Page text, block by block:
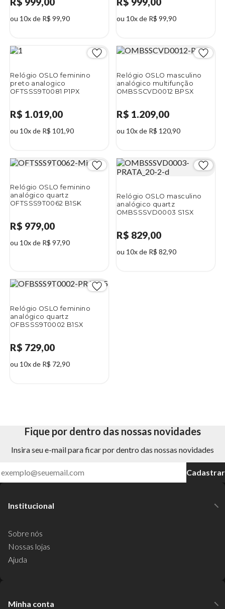
ou 10x de R$ 99,90 ou 10x de R$ 99,90
Relógio OSLO feminino
preto analogico
OFTSSS9T0081 P1PX
R$ 1.019,00
ou 10x de R$ 101,90
Relógio OSLO masculino
analógico multifunção
OMBSSCVD0012 BPSX
R$ 1.209,00
ou 10x de R$ 120,90
Relógio OSLO feminino
analógico quartz
OFTSSS9T0062 B1SK
R$ 979,00
ou 10x de R$ 97,90
Relógio OSLO masculino
analógico quartz
OMBSSSVD0003 S1SX
R$ 829,00
ou 10x de R$ 82,90
Relógio OSLO feminino
analógico quartz
OFBSSS9T0002 B1SX
R$ 729,00
ou 10x de R$ 72,90
Fique por dentro das nossas novidades
Insira seu e-mail para ficar por dentro das nossas novidades
Cadastrar
Institucional
Sobre nós
Nossas lojas
Ajuda
Minha conta